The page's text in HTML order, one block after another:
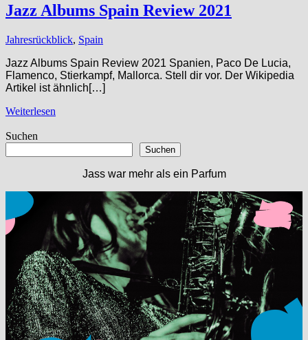
Jazz Albums Spain Review 2021
Jahresrückblick, Spain
Jazz Albums Spain Review 2021 Spanien, Paco De Lucia,
Flamenco, Stierkampf, Mallorca. Stell dir vor. Der Wikipedia
Artikel ist ähnlich[…]
Weiterlesen
Suchen
Suchen
Jass war mehr als ein Parfum